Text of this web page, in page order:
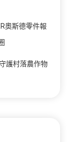
奧斯德零件報
護村落農作物